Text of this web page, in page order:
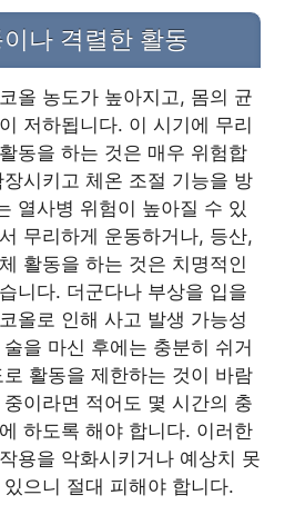
나 격렬한 활동
올 농도가 높아지고, 몸의 균
저하됩니다. 이 시기에 무리
동을 하는 것은 매우 위험합
시키고 체온 조절 기능을 방
열사병 위험이 높아질 수 있
무리하게 운동하거나, 등산,
활동을 하는 것은 치명적인
니다. 더군다나 부상을 입을
올로 인해 사고 발생 가능성
을 마신 후에는 충분히 쉬거
활동을 제한하는 것이 바람
이라면 적어도 몇 시간의 충
하도록 해야 합니다. 이러한
용을 악화시키거나 예상치 못
으니 절대 피해야 합니다.